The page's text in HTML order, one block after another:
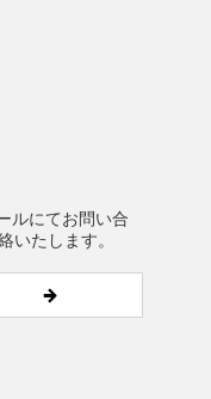
ルにてお問い合
いたします。